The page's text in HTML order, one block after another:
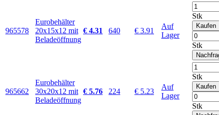
965578
Eurobehälter
20x15x12 mit
Beladeöffnung
€ 4.31 640 € 3.91
Auf
Lager
Stk
Kaufen
Stk
965662
Eurobehälter
30x20x12 mit
Beladeöffnung
€ 5.76 224 € 5.23
Auf
Lager
Stk
Kaufen
Stk